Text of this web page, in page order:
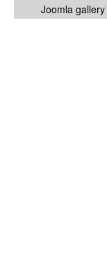
Joomla gallery